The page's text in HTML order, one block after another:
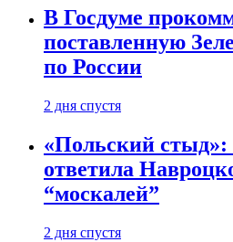
В Госдуме
поставленную
по России
2 дня спустя
«Польский стыд»:
ответила
“москалей”
2 дня спустя